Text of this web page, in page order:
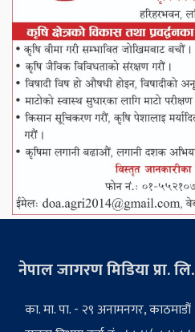
नेपाल जागरण मिडिया प्रा. लि.
का. मा. पा. - २९ अनामनगर, काठमाडौं